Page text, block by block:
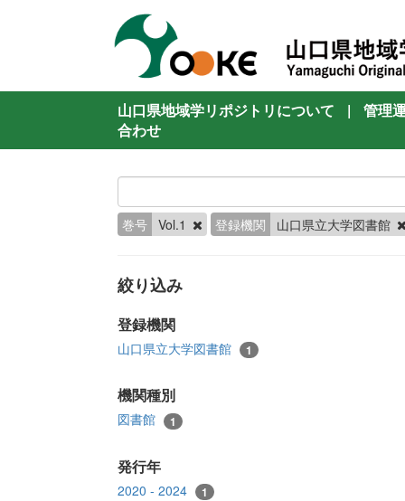
山口県地域学リポジトリについて |
管理
合わせ
巻号 Vol.1 登録機関 山口県立大学図書館
絞り込み
登録機関
山口県立大学図書館 1
機関種別
図書館 1
発行年
2020 - 2024 1